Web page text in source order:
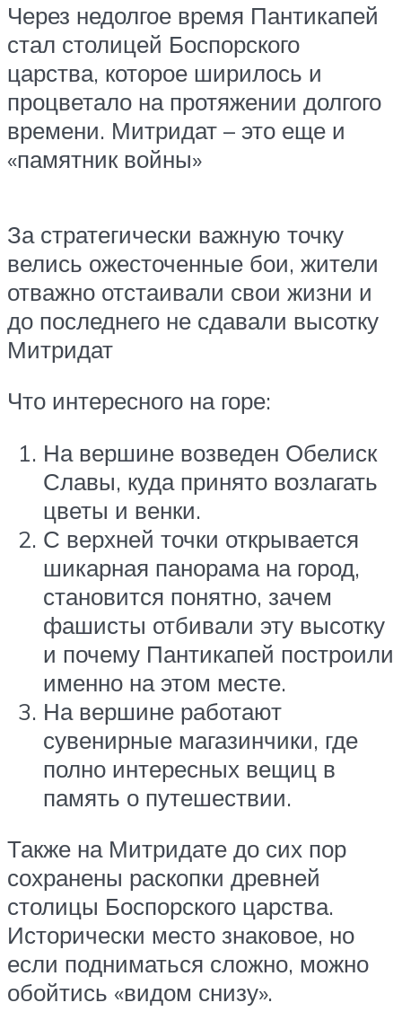
Через недолгое время Пантикапей
стал столицей Боспорского
царства, которое ширилось и
процветало на протяжении долгого
времени. Митридат – это еще и
«памятник войны»
За стратегически важную точку
велись ожесточенные бои, жители
отважно отстаивали свои жизни и
до последнего не сдавали высотку
Митридат
Что интересного на горе:
На вершине возведен Обелиск
Славы, куда принято возлагать
цветы и венки.
С верхней точки открывается
шикарная панорама на город,
становится понятно, зачем
фашисты отбивали эту высотку
и почему Пантикапей построили
именно на этом месте.
На вершине работают
сувенирные магазинчики, где
полно интересных вещиц в
память о путешествии.
Также на Митридате до сих пор
сохранены раскопки древней
столицы Боспорского царства.
Исторически место знаковое, но
если подниматься сложно, можно
обойтись «видом снизу».